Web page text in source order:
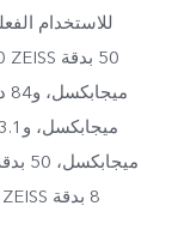
للاستخدام